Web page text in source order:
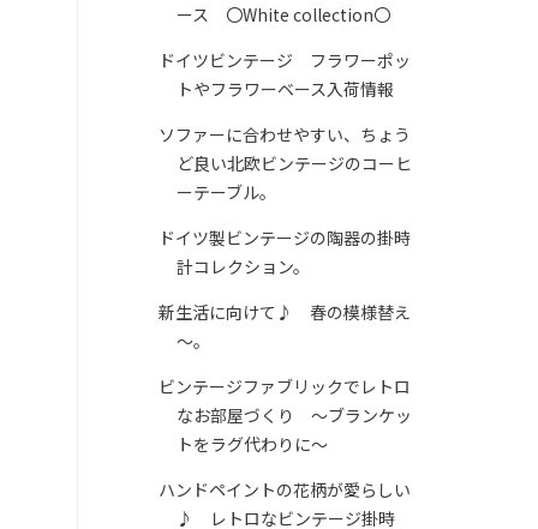
ース 〇White collection〇
ドイツビンテージ フラワーポッ
トやフラワーベース入荷情報
ソファーに合わせやすい、ちょう
ど良い北欧ビンテージのコーヒ
ーテーブル。
ドイツ製ビンテージの陶器の掛時
計コレクション。
新生活に向けて♪ 春の模様替え
～。
ビンテージファブリックでレトロ
なお部屋づくり ～ブランケッ
トをラグ代わりに～
ハンドペイントの花柄が愛らしい
♪ レトロなビンテージ掛時